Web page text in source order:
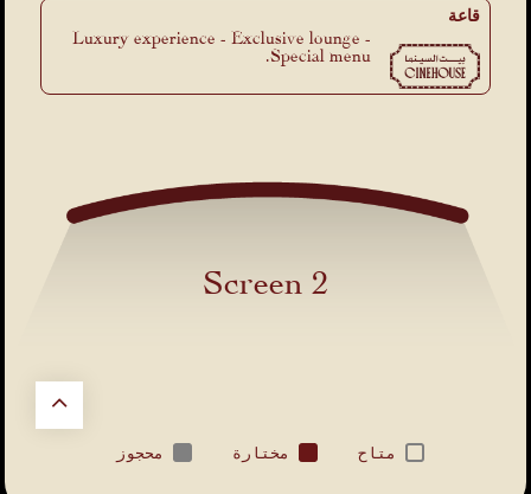
قاعة
Luxury experience - Exclusive lounge -
Special menu.
Screen 2
متاح مختارة محجوز